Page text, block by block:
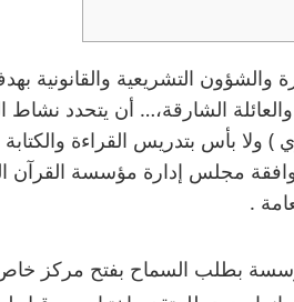
التشريعية والقانونية
الشارقة،… أن يتحدد نشاط
) ولا بأس بتدريس القراءة والكتابة
مجلس إدارة مؤسسة القرآن
.
بطلب السماح بفتح مركز خاص ,